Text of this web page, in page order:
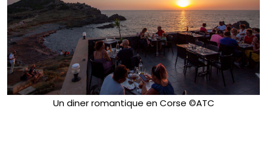
Un diner romantique en Corse ©ATC